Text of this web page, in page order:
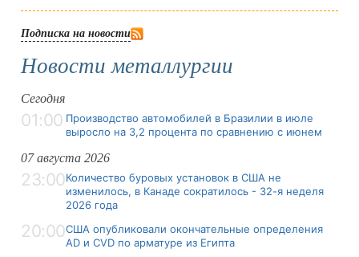
Подписка на новости
Новости металлургии
Сегодня
01:00 Производство автомобилей в Бразилии в июле
выросло на 3,2 процента по сравнению с июнем
07 августа 2026
23:00Количество буровых установок в США не
изменилось, в Канаде сократилось - 32-я неделя
2026 года
20:00США опубликовали окончательные определения
AD и CVD по арматуре из Египта